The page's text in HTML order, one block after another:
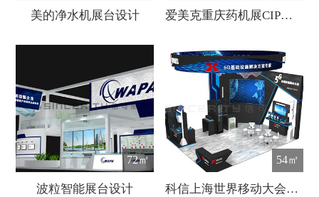
美的净水机展台设计 爱美克重庆药机展CIPM展会设计
72㎡
波粒智能展台设计
54㎡
科信上海世界移动大会展会设计